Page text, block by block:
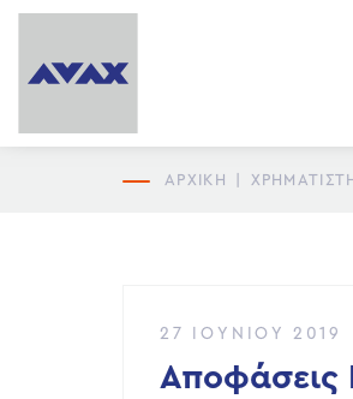
ΑΡΧΙΚΗ
27 ΙΟΥΝΊΟΥ 2019
Αποφάσεις